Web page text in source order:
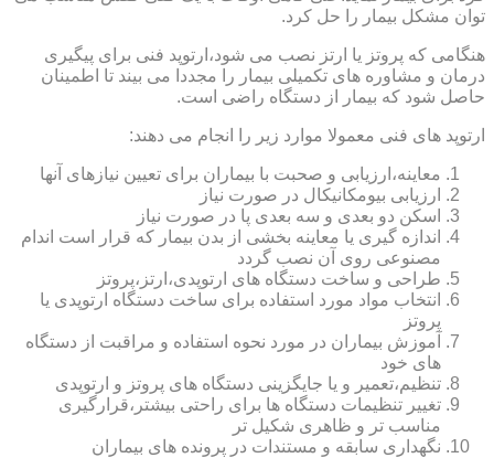
توان مشکل بیمار را حل کرد.
هنگامی که پروتز یا ارتز نصب می شود،ارتوپد فنی برای پیگیری
درمان و مشاوره های تکمیلی بیمار را مجددا می بیند تا اطمینان
حاصل شود که بیمار از دستگاه راضی است.
ارتوپد های فنی معمولا موارد زیر را انجام می دهند:
معاینه،ارزیابی و صحبت با بیماران برای تعیین نیازهای آنها
ارزیابی بیومکانیکال در صورت نیاز
اسکن دو بعدی و سه بعدی پا در صورت نیاز
اندازه گیری یا معاینه بخشی از بدن بیمار که قرار است اندام
مصنوعی روی آن نصب گردد
طراحی و ساخت دستگاه های ارتوپدی،ارتز،پروتز
انتخاب مواد مورد استفاده برای ساخت دستگاه ارتوپدی یا
پروتز
آموزش بیماران در مورد نحوه استفاده و مراقبت از دستگاه
های خود
تنظیم،تعمیر و یا جایگزینی دستگاه های پروتز و ارتوپدی
تغییر تنظیمات دستگاه ها برای راحتی بیشتر،قرارگیری
مناسب تر و ظاهری شکیل تر
نگهداری سابقه و مستندات در پرونده های بیماران